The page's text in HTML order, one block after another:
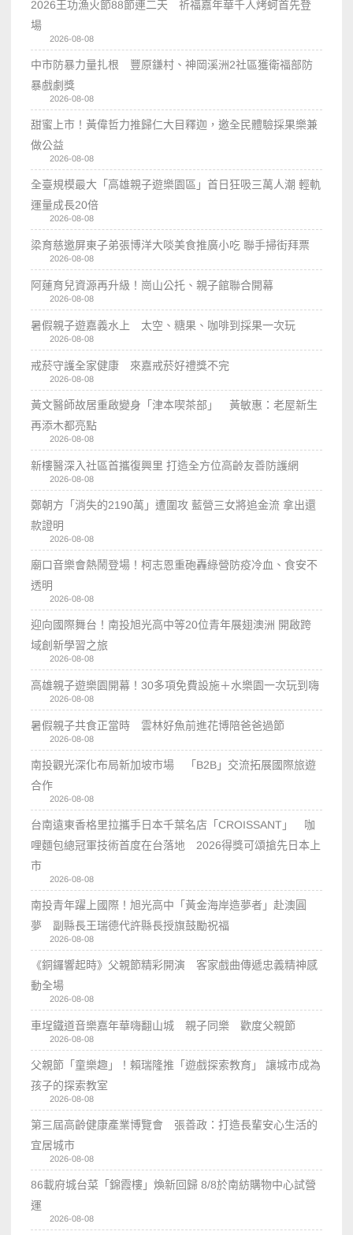
2026王功漁火節88節連二天 祈福嘉年華千人烤蚵首先登
場
2026-08-08
中市防暴力量扎根 豐原鎌村、神岡溪洲2社區獲衛福部防
暴戲劇獎
2026-08-08
甜蜜上市！黃偉哲力推歸仁大目釋迦，邀全民體驗採果樂兼
做公益
2026-08-08
全臺規模最大「高雄親子遊樂園區」首日狂吸三萬人潮 輕軌
運量成長20倍
2026-08-08
梁育慈邀屏東子弟張博洋大啖美食推廣小吃 聯手掃街拜票
2026-08-08
阿蓮育兒資源再升級！崗山公托、親子館聯合開幕
2026-08-08
暑假親子遊嘉義水上 太空、糖果、咖啡到採果一次玩
2026-08-08
戒菸守護全家健康 來嘉戒菸好禮獎不完
2026-08-08
黃文醫師故居重啟變身「津本喫茶部」 黃敏惠：老屋新生
再添木都亮點
2026-08-08
新樓醫深入社區首攜復興里 打造全方位高齡友善防護網
2026-08-08
鄭朝方「消失的2190萬」遭圍攻 藍營三女將追金流 拿出還
款證明
2026-08-08
廟口音樂會熱鬧登場！柯志恩重砲轟綠營防疫冷血、食安不
透明
2026-08-08
迎向國際舞台！南投旭光高中等20位青年展翅澳洲 開啟跨
域創新學習之旅
2026-08-08
高雄親子遊樂園開幕！30多項免費設施＋水樂園一次玩到嗨
2026-08-08
暑假親子共食正當時 雲林好魚前進花博陪爸爸過節
2026-08-08
南投觀光深化布局新加坡市場 「B2B」交流拓展國際旅遊
合作
2026-08-08
台南遠東香格里拉攜手日本千葉名店「CROISSANT」 咖
哩麵包總冠軍技術首度在台落地 2026得獎可頌搶先日本上
市
2026-08-08
南投青年躍上國際！旭光高中「黃金海岸造夢者」赴澳圓
夢 副縣長王瑞德代許縣長授旗鼓勵祝福
2026-08-08
《銅鑼響起時》父親節精彩開演 客家戲曲傳遞忠義精神感
動全場
2026-08-08
車埕鐵道音樂嘉年華嗨翻山城 親子同樂 歡度父親節
2026-08-08
父親節「童樂趣」！賴瑞隆推「遊戲探索教育」 讓城市成為
孩子的探索教室
2026-08-08
第三屆高齡健康產業博覽會 張善政：打造長輩安心生活的
宜居城市
2026-08-08
86載府城台菜「錦霞樓」煥新回歸 8/8於南紡購物中心試營
運
2026-08-08